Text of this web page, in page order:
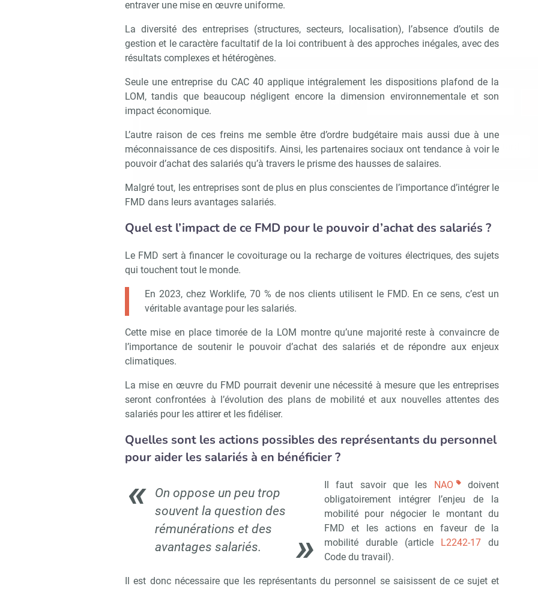
entraver une mise en œuvre uniforme.
La diversité des entreprises (structures, secteurs, localisation), l’absence d’outils de
gestion et le caractère facultatif de la loi contribuent à des approches inégales, avec des
résultats complexes et hétérogènes.
Seule une entreprise du CAC 40 applique intégralement les dispositions plafond de la
LOM, tandis que beaucoup négligent encore la dimension environnementale et son
impact économique.
L’autre raison de ces freins me semble être d’ordre budgétaire mais aussi due à une
méconnaissance de ces dispositifs. Ainsi, les partenaires sociaux ont tendance à voir le
pouvoir d’achat des salariés qu’à travers le prisme des hausses de salaires.
Malgré tout, les entreprises sont de plus en plus conscientes de l’importance d’intégrer le
FMD dans leurs avantages salariés.
Quel est l’impact de ce FMD pour le pouvoir d’achat des salariés ?
Le FMD sert à financer le covoiturage ou la recharge de voitures électriques, des sujets
qui touchent tout le monde.
En 2023, chez Worklife, 70 % de nos clients utilisent le FMD. En ce sens, c’est un
véritable avantage pour les salariés.
Cette mise en place timorée de la LOM montre qu’une majorité reste à convaincre de
l’importance de soutenir le pouvoir d’achat des salariés et de répondre aux enjeux
climatiques.
La mise en œuvre du FMD pourrait devenir une nécessité à mesure que les entreprises
seront confrontées à l’évolution des plans de mobilité et aux nouvelles attentes des
salariés pour les attirer et les fidéliser.
Quelles sont les actions possibles des représentants du personnel
pour aider les salariés à en bénéficier ?
On oppose un peu trop
souvent la question des
rémunérations et des
avantages salariés.
Il faut savoir que les NAO
doivent
obligatoirement intégrer l’enjeu de la
mobilité pour négocier le montant du
FMD et les actions en faveur de la
mobilité durable (article L2242-17 du
Code du travail).
Il est donc nécessaire que les représentants du personnel se saisissent de ce sujet et
Recevoir CSE Matin Abonnez-vous à notre newsletter
Non merci, je reçois déjà ! Je déciderai plus tard